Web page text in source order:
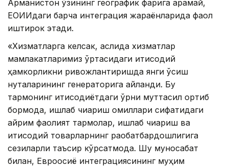
Арманистон ўзининг географик фарқига қарамай,
ЕОИИдаги барча интеграция жараёнларида фаол
иштирок этади.
«Хизматларга келсак, аслида хизматлар
мамлакатларимиз ўртасидаги иқтисодий
ҳамкорликни ривожлантиришда янги ўсиш
нуқталарининг генераторига айланди. Бу
тармоқнинг иқтисодиётдаги ўрни муттасил ортиб
бормоқда, ишлаб чиқариш омиллари сифатидаги
айрим фаолият тармоқлар, ишлаб чиқариш ва
иқтисодий товарларнинг рақобатбардошлигига
сезиларли таъсир кўрсатмоқда. Шу муносабат
билан, Евроосиё интеграциясининг муҳим